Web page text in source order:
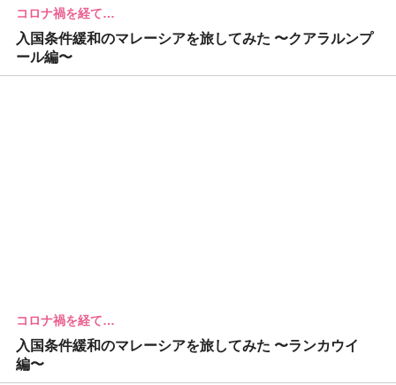
コロナ禍を経て…
入国条件緩和のマレーシアを旅してみた 〜クアラルンプ
ール編〜
コロナ禍を経て…
入国条件緩和のマレーシアを旅してみた 〜ランカウイ
編〜